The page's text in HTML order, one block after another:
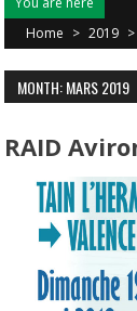
Home > 2019 >
MONTH: MARS 2019
RAID